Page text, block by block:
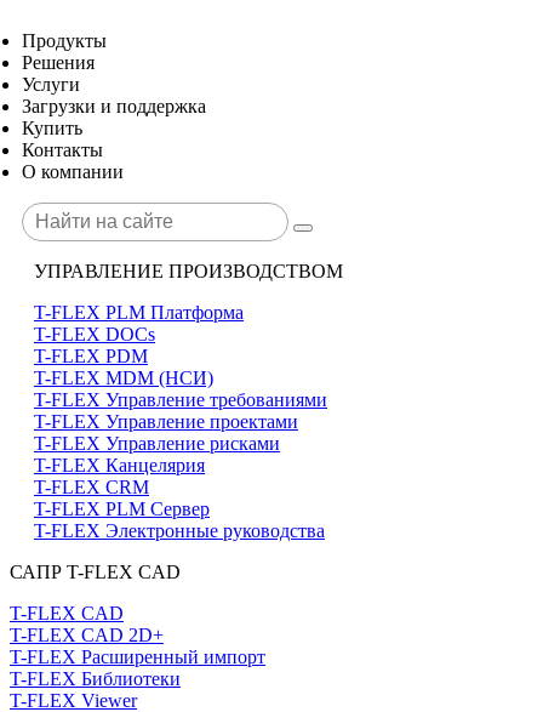
Продукты
Решения
Услуги
Загрузки и поддержка
Купить
Контакты
О компании
УПРАВЛЕНИЕ ПРОИЗВОДСТВОМ
T-FLEX PLM Платформа
T-FLEX DOCs
T-FLEX PDM
T-FLEX MDM (НСИ)
T-FLEX Управление требованиями
T-FLEX Управление проектами
T-FLEX Управление рисками
T-FLEX Канцелярия
T-FLEX CRM
T-FLEX PLM Сервер
T-FLEX Электронные руководства
САПР T-FLEX CAD
T-FLEX CAD
T-FLEX CAD 2D+
T-FLEX Расширенный импорт
T-FLEX Библиотеки
T-FLEX Viewer